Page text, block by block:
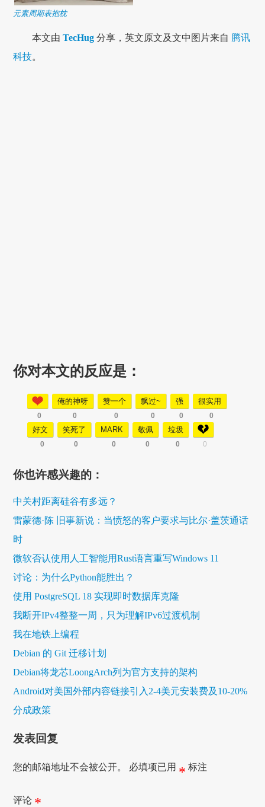
元素周期表抱枕
本文由TecHug 分享，英文原文及文中图片来自 腾讯
科技。
你对本文的反应是：
0
俺的神呀
0
赞一个
0
飘过~
0
强
0
很实用
0
好文
0
笑死了
0
MARK
0
敬佩
0
垃圾
0 0
你也许感兴趣的：
中关村距离硅谷有多远？
雷蒙德·陈 旧事新说：当愤怒的客户要求与比尔·盖茨通话
时
微软否认使用人工智能用Rust语言重写Windows 11
讨论：为什么Python能胜出？
使用 PostgreSQL 18 实现即时数据库克隆
我断开IPv4整整一周，只为理解IPv6过渡机制
我在地铁上编程
Debian 的 Git 迁移计划
Debian将龙芯LoongArch列为官方支持的架构
Android对美国外部内容链接引入2-4美元安装费及10-20%
分成政策
发表回复
您的邮箱地址不会被公开。 必填项已用 * 标注
评论 *